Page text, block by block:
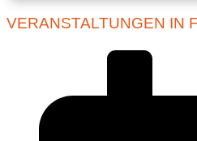
VERANSTALTUNGEN IN